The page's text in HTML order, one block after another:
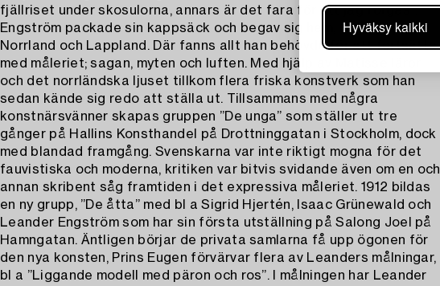
Hyväksy kaikki
fjällriset under skosulorna, annars är det fara för att jag förgås”.
Engström packade sin kappsäck och begav sig hem, hem till
Norrland och Lappland. Där fanns allt han behövde för att fortsätta
med måleriet; sagan, myten och luften. Med hjälp av Matisse läror
och det norrländska ljuset tillkom flera friska konstverk som han
sedan kände sig redo att ställa ut. Tillsammans med några
konstnärsvänner skapas gruppen ”De unga” som ställer ut tre
gånger på Hallins Konsthandel på Drottninggatan i Stockholm, dock
med blandad framgång. Svenskarna var inte riktigt mogna för det
fauvistiska och moderna, kritiken var bitvis svidande även om en och
annan skribent såg framtiden i det expressiva måleriet. 1912 bildas
en ny grupp, ”De åtta” med bl a Sigrid Hjertén, Isaac Grünewald och
Leander Engström som har sin första utställning på Salong Joel på
Hamngatan. Äntligen börjar de privata samlarna få upp ögonen för
den nya konsten, Prins Eugen förvärvar flera av Leanders målningar,
bl a ”Liggande modell med päron och ros”. I målningen har Leander